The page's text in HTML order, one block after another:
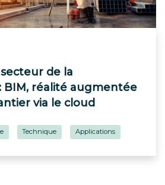
secteur de la
BIM, réalité augmentée
via le cloud
Technique Applications